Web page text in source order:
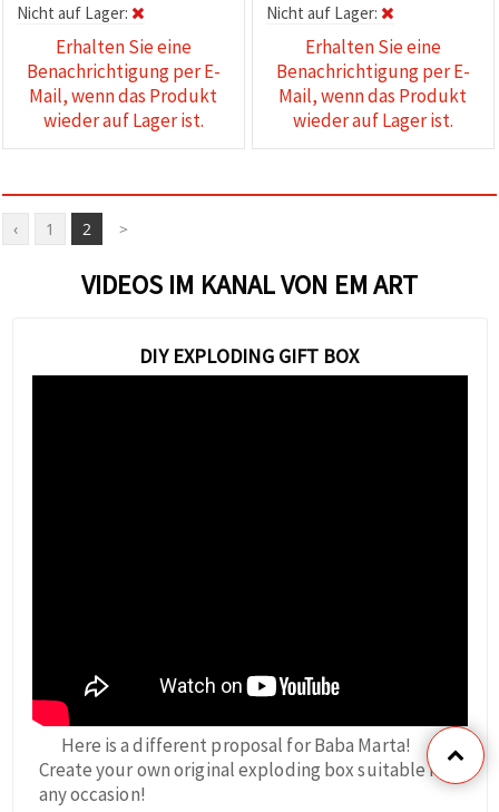
Nicht auf Lager:
Erhalten Sie eine
Benachrichtigung per E-
Mail, wenn das Produkt
wieder auf Lager ist.
Nicht auf Lager:
Erhalten Sie eine
Benachrichtigung per E-
Mail, wenn das Produkt
wieder auf Lager ist.
‹ 1 2 >
VIDEOS IM KANAL VON EM ART
DIY EXPLODING GIFT BOX
Here is a different proposal for Baba Marta!
Create your own original exploding box suitable for
any occasion!